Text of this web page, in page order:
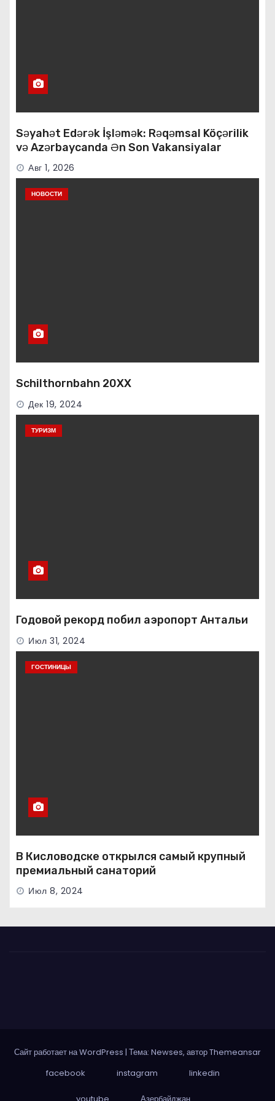
Səyahət Edərək İşləmək: Rəqəmsal Köçərilik
və Azərbaycanda Ən Son Vakansiyalar
Авг 1, 2026
НОВОСТИ
Schilthornbahn 20XX
Дек 19, 2024
ТУРИЗМ
Годовой рекорд побил аэропорт Антальи
Июл 31, 2024
ГОСТИНИЦЫ
В Кисловодске открылся самый крупный
премиальный санаторий
Июл 8, 2024
Сайт работает на WordPress | Тема: Newses, авторThemeansar
facebook
instagram linkedin